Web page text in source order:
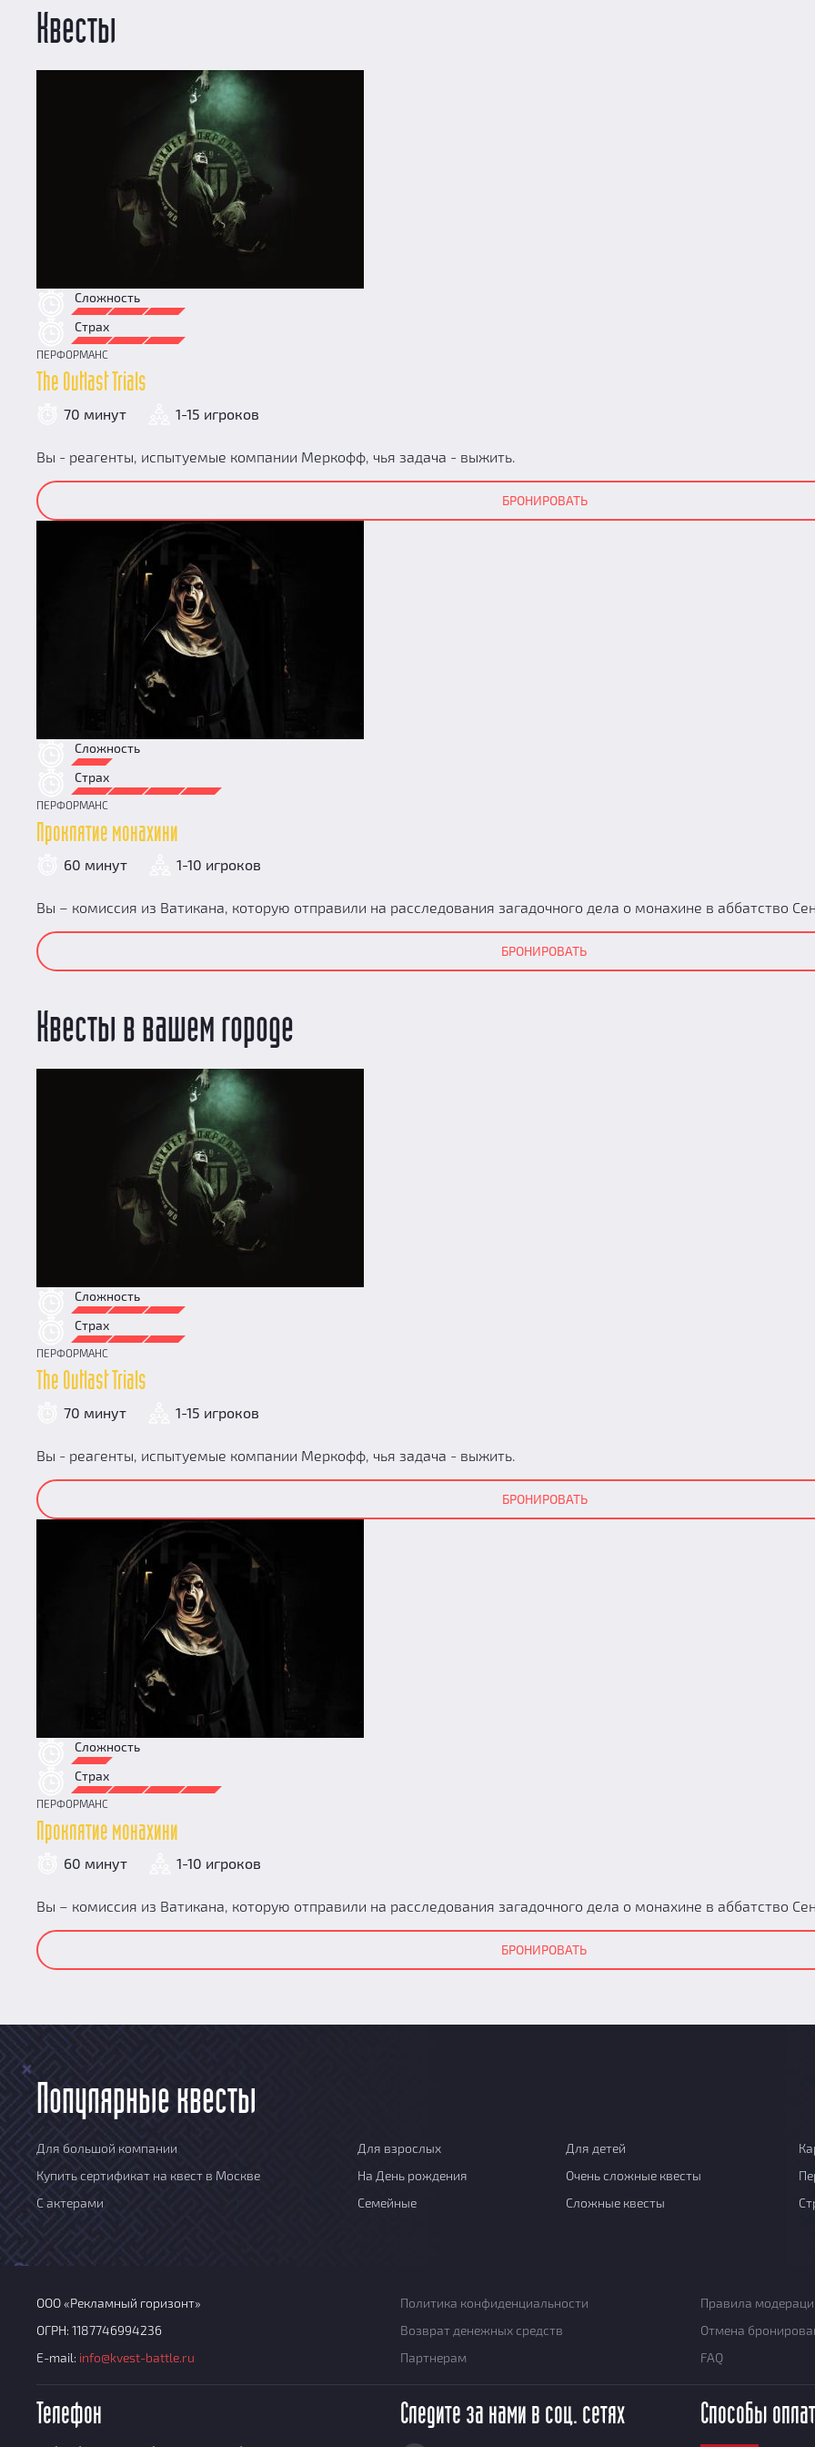
Квесты
Сложность
Страх
ПЕРФОРМАНС
The Outlast Trials
70 минут 1-15 игроков
Вы - реагенты, испытуемые компании Меркофф, чья задача - выжить.
БРОНИРОВАТЬ
Сложность
Страх
ПЕРФОРМАНС
Проклятие монахини
60 минут 1-10 игроков
Вы – комиссия из Ватикана, которую отправили на расследования загадочного дела о монахине в аббатство
БРОНИРОВАТЬ
Квесты в вашем городе
Сложность
Страх
ПЕРФОРМАНС
The Outlast Trials
70 минут 1-15 игроков
Вы - реагенты, испытуемые компании Меркофф, чья задача - выжить.
БРОНИРОВАТЬ
Сложность
Страх
ПЕРФОРМАНС
Проклятие монахини
60 минут 1-10 игроков
Вы – комиссия из Ватикана, которую отправили на расследования загадочного дела о монахине в аббатство
БРОНИРОВАТЬ
Популярные квесты
Для большой компании Для взрослых Для детей
Купить сертификат на квест в Москве
На День рождения Очень сложные квесты
С актерами
Семейные Сложные квесты
ООО «Рекламный горизонт»
ОГРН: 1187746994236
E-mail: info@kvest-battle.ru
Политика конфиденциальности
Правила
Возврат денежных средств
Отмена
Партнерам
FAQ
Телефон Следите за нами в соц. сетях Способы